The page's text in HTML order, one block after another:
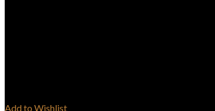
Add to Wishlist